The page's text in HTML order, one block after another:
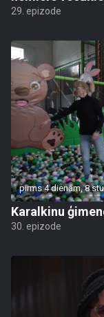
29. epizode
pirms 4 dienām, 8
Karalkinu
30. epizode